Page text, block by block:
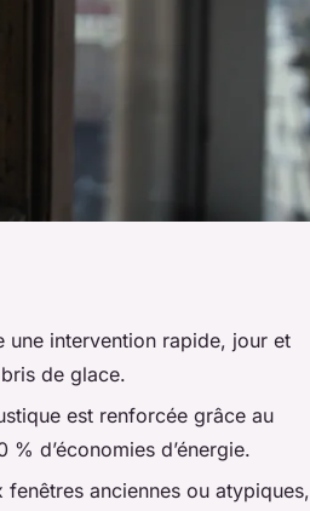
une intervention rapide, jour et
de glace.
est renforcée grâce au
d’économies d’énergie.
anciennes ou atypiques,